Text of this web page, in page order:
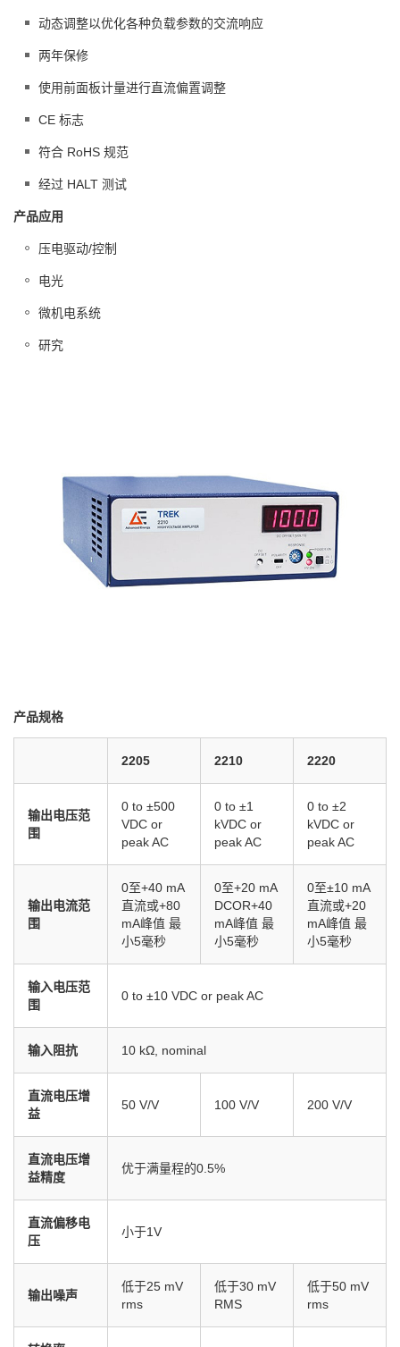
动态调整以优化各种负载参数的交流响应
两年保修
使用前面板计量进行直流偏置调整
CE 标志
符合 RoHS 规范
经过 HALT 测试
产品应用
压电驱动/控制
电光
微机电系统
研究
产品规格
2205 2210 2220
输出电压范
围
0 to ±500
VDC or
peak AC
0 to ±1
kVDC or
peak AC
0 to ±2
kVDC or
peak AC
输出电流范
围
0至+40 mA
直流或+80
mA峰值 最
小5毫秒
0至+20 mA
DCOR+40
mA峰值 最
小5毫秒
0至±10 mA
直流或+20
mA峰值 最
小5毫秒
输入电压范
围
0 to ±10 VDC or peak AC
输入阻抗 10 kΩ, nominal
直流电压增
益
50 V/V 100 V/V 200 V/V
直流电压增
益精度
优于满量程的0.5%
直流偏移电
压
小于1V
输出噪声
低于25 mV
rms
低于30 mV
RMS
低于50 mV
rms